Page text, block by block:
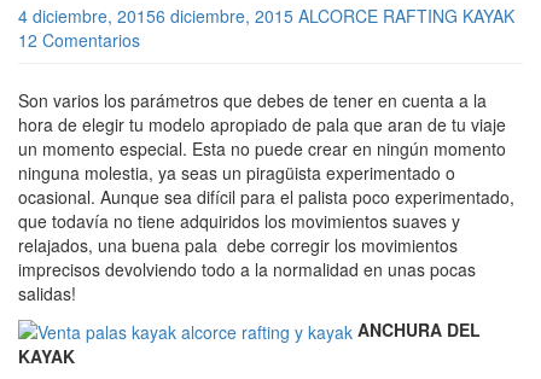
4 diciembre, 20156 diciembre, 2015 ALCORCE RAFTING KAYAK
12 Comentarios
Son varios los parámetros que debes de tener en cuenta a la
hora de elegir tu modelo apropiado de pala que aran de tu viaje
un momento especial. Esta no puede crear en ningún momento
ninguna molestia, ya seas un piragüista experimentado o
ocasional. Aunque sea difícil para el palista poco experimentado,
que todavía no tiene adquiridos los movimientos suaves y
relajados, una buena pala debe corregir los movimientos
imprecisos devolviendo todo a la normalidad en unas pocas
salidas!
ANCHURA DEL
KAYAK